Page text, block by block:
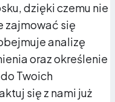
dzięki czemu nie
zajmować się
analizę
oraz określenie
Twoich
się z nami już